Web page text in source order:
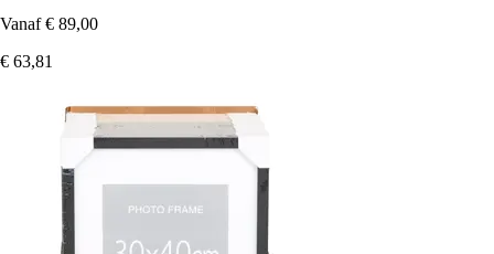
Vanaf € 89,00
€ 63,81